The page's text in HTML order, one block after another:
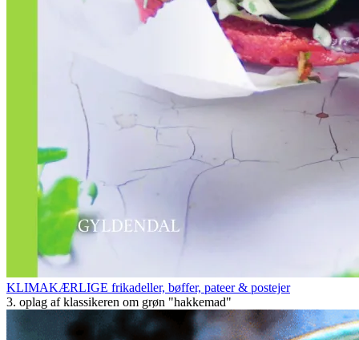
KLIMAKÆRLIGE frikadeller, bøffer, pateer & postejer
3. oplag af klassikeren om grøn "hakkemad"